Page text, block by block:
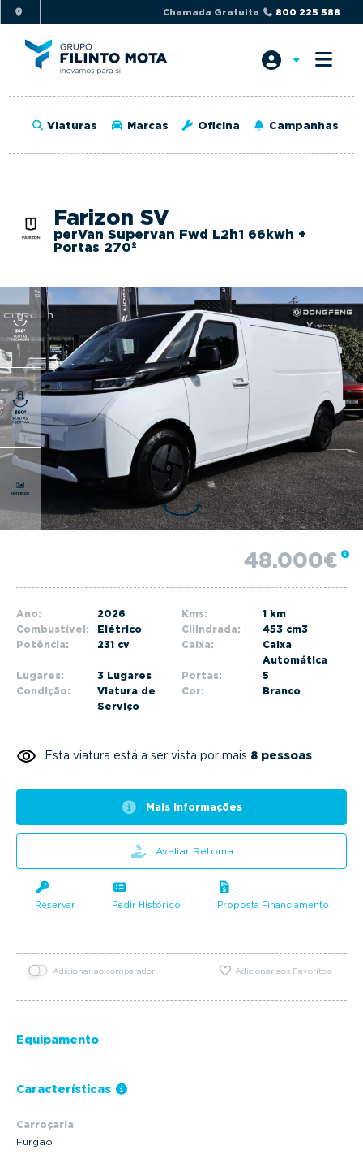
i
p
t
o
r
a
r
n
a
g
a
t
i
n
i
p
t
o
a
c
o
t
e
Chamada Gratuita 800 225 588
Viaturas Marcas Oficina Campanhas
Farizon SV
perVan Supervan Fwd L2h1 66kwh +
Portas 270º
48.000€
Ano: 2026 Kms:
1 km
Combustível:
Elétrico Cilindrada:
453 cm3
Potência:
231 cv Caixa:
Caixa
Automática
Lugares:
3 Lugares Portas:
5
Condição:
Viatura de
Serviço
Cor: Branco
Esta viatura está a ser vista por mais 8 pessoas
Mais informações
Avaliar Retoma
Reservar Pedir Histórico Proposta Financiamento
Adicionar ao comparador Adicionar aos Favoritos
Equipamento
Características
Carroçaria
Furgão